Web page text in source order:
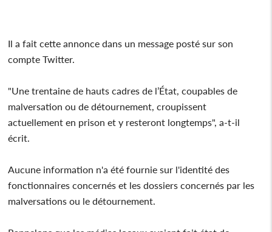
Il a fait cette annonce dans un message posté sur son
compte Twitter.
"Une trentaine de hauts cadres de l’État, coupables de
malversation ou de détournement, croupissent
actuellement en prison et y resteront longtemps", a-t-il
écrit.
Aucune information n'a été fournie sur l'identité des
fonctionnaires concernés et les dossiers concernés par les
malversations ou le détournement.